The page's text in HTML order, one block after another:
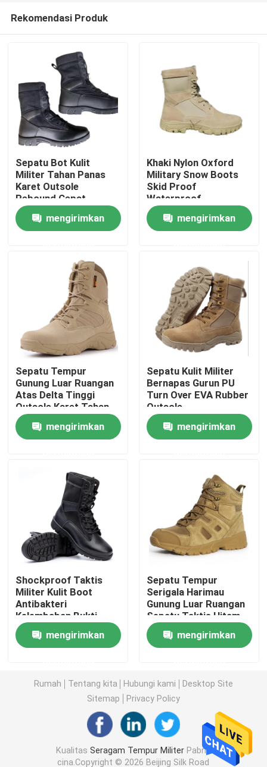
Produk
Tentang kami
Kontrol kualitas
Hubungi kami
Permintaan Penawaran
Seragam Tempur Militer
Armor Balistik Militer
Kemeja Taktis Militer
Ransel Taktis Militer
Rompi Taktis Militer
Sepatu Bot Kulit Militer
Sepatu Gaun Militer
Perlengkapan Berkemah Militer
Rekomendasi Produk
Sepatu Bot Kulit
Militer Tahan Panas
Karet Outsole
Rebound Cepat
Elastisitas Tinggi
mengirimkan
Khaki Nylon Oxford
Military Snow Boots
Skid Proof
Waterproof
mengirimkan
Sepatu Tempur
Gunung Luar Ruangan
Atas Delta Tinggi
Outsole Karet Tahan
Aus
mengirimkan
Sepatu Kulit Militer
Bernapas Gurun PU
Turn Over EVA Rubber
Outsole
mengirimkan
Shockproof Taktis
Militer Kulit Boot
Antibakteri
Kelembaban Bukti
Sepatu Pelatihan
Tentaramengirimkan
Sepatu Tempur
Serigala Harimau
Gunung Luar Ruangan
Sepatu Taktis Hitam
Mid-Top
mengirimkan
Rumah Tentang kita Hubungi kami
Desktop Site
Sitemap
Privacy Policy
KualitasSeragam Tempur Militer Pabrik
cina.Copyright © 2026 Beijing Silk Road